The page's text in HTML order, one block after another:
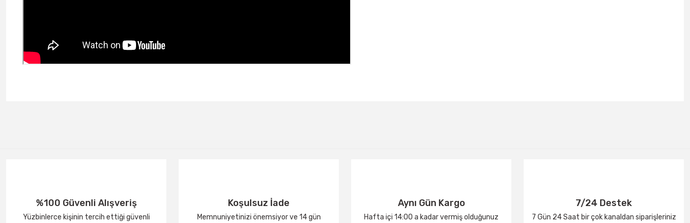
%100 Güvenli Alışveriş
Yüzbinlerce kişinin tercih ettiği güvenli
Koşulsuz İade
Memnuniyetinizi önemsiyor ve 14 gün
Aynı Gün Kargo
Hafta içi 14:00 a kadar vermiş olduğunuz
7/24 Destek
7 Gün 24 Saat bir çok kanaldan siparişleriniz